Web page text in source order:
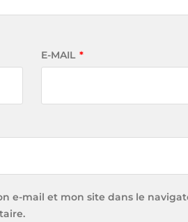
E-MAIL *
e-mail et mon site dans le